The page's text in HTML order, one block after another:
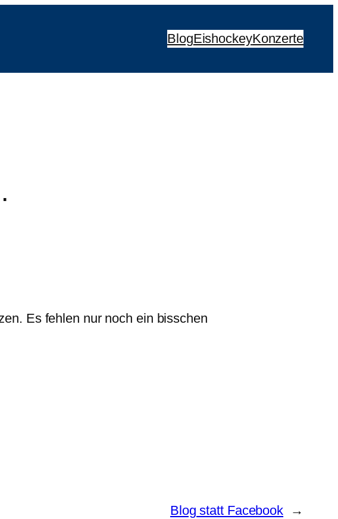
BlogEishockeyKonzerte
Es fehlen nur noch ein bisschen
Blog statt Facebook →